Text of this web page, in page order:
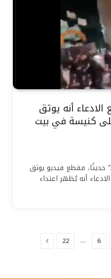
أنه يوثق
كنيسة في بيت
نشرت حسابات على منصة “X” حديثًا، مقطع فيديو يوثق
أنه يُظهر اعتداء
6
…
22 التالي